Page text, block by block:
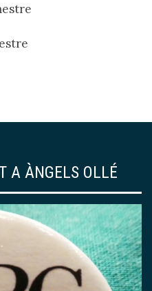
A ÀNGELS OLLÉ